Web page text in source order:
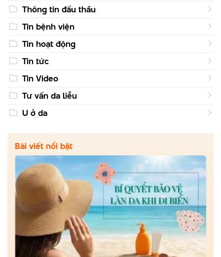
Thông tin đấu thầu
Tin bệnh viện
Tin hoạt động
Tin tức
Tin Video
Tư vấn da liễu
U ở da
Bài viết nổi bật